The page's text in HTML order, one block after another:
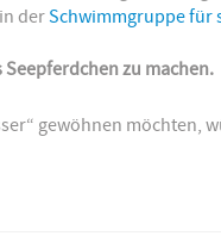
derSchwimmgruppe für
zu machen.
gewöhnen möchten,